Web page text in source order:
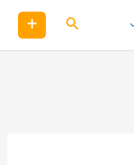
کاوش +